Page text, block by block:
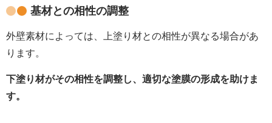
基材との相性の調整
外壁素材によっては、上塗り材との相性が異なる場合があ
ります。
下塗り材がその相性を調整し、適切な塗膜の形成を助けま
す。